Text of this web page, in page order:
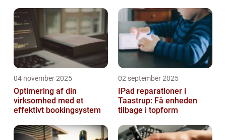
og effektiv måde. I denne artik...
04 november 2025
Optimering af din
virksomhed med et
effektivt bookingsystem
02 september 2025
IPad reparationer i
Taastrup: Få enheden
tilbage i topform